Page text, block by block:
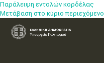
Παράλειψη εντολών κορδέλας
Μετάβαση στο κύριο περιεχόμενο